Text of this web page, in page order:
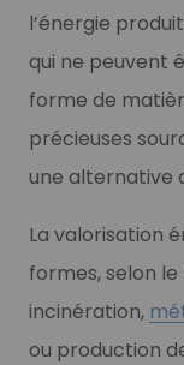
l’énergie
qui ne peuvent
forme de
précieuses
une alternative
La valorisation
formes, selon
incinération,
ou production